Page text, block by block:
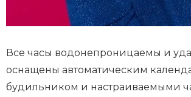
Все часы водонепроницаемы и
оснащены автоматическим
будильником и настраиваемыми